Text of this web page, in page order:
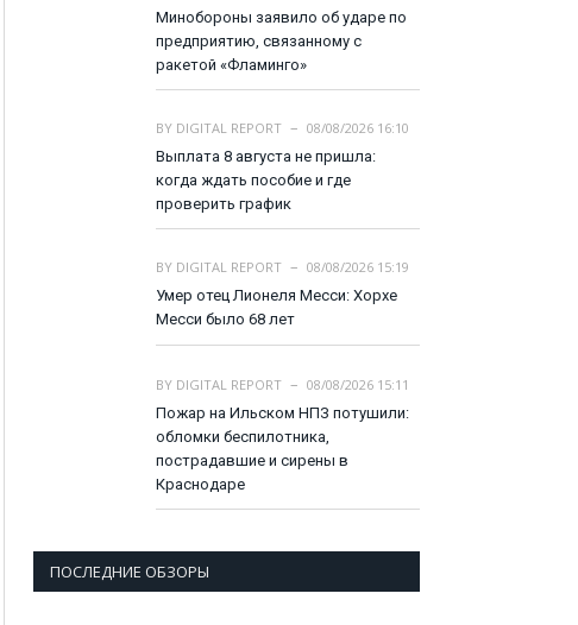
Минобороны заявило об ударе по
предприятию, связанному с
ракетой «Фламинго»
BY DIGITAL REPORT
08/08/2026 16:10
Выплата 8 августа не пришла:
когда ждать пособие и где
проверить график
BY DIGITAL REPORT
08/08/2026 15:19
Умер отец Лионеля Месси: Хорхе
Месси было 68 лет
BY DIGITAL REPORT
08/08/2026 15:11
Пожар на Ильском НПЗ потушили:
обломки беспилотника,
пострадавшие и сирены в
Краснодаре
ПОСЛЕДНИЕ ОБЗОРЫ